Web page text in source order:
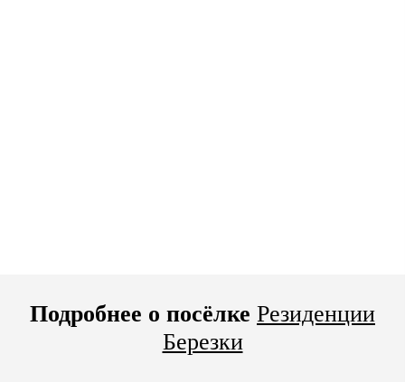
Подробнее о посёлке Резиденции
Березки